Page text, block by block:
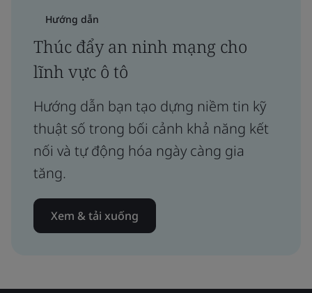
Hướng dẫn
Thúc đẩy an ninh mạng cho
lĩnh vực ô tô
Hướng dẫn bạn tạo dựng niềm tin kỹ
thuật số trong bối cảnh khả năng kết
nối và tự động hóa ngày càng gia
tăng.
Xem & tải xuống